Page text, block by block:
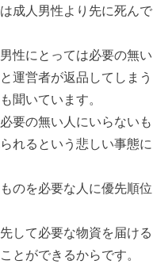
成人男性より先に死んで
性にとっては必要の無い
運営者が返品してしまう
聞いています。
要の無い人にいらないも
れるという悲しい事態に
のを必要な人に優先順位
して必要な物資を届ける
とができるからです。